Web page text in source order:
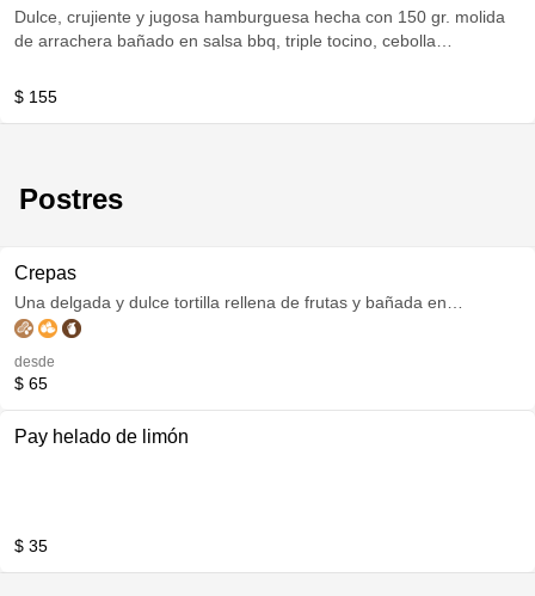
Dulce, crujiente y jugosa hamburguesa hecha con 150 gr. molida
de arrachera bañado en salsa bbq, triple tocino, cebolla
$ 155
Postres
Crepas
Una delgada y dulce tortilla rellena de frutas y bañada en
diferentes salsas dulces.
desde
$ 65
Pay helado de limón
$ 35